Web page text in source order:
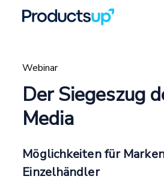
Webinar
Der Siegeszug
Media
Möglichkeiten für
Einzelhändler